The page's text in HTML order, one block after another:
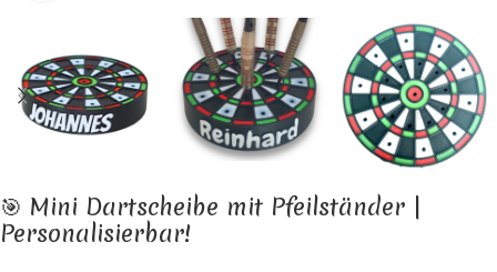
🎯 Mini Dartscheibe mit Pfeilständer |
Personalisierbar!